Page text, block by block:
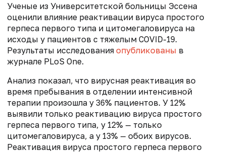
Ученые из Университетской больницы Эссена
оценили влияние реактивации вируса простого
герпеса первого типа и цитомегаловируса на
исходы у пациентов с тяжелым COVID-19.
Результаты исследования опубликованы в
журнале PLoS One.
Анализ показал, что вирусная реактивация во
время пребывания в отделении интенсивной
терапии произошла у 36% пациентов. У 12%
выявили только реактивацию вируса простого
герпеса первого типа, у 12% — только
цитомегаловируса, а у 13% — обоих вирусов.
Реактивация вируса простого герпеса первого